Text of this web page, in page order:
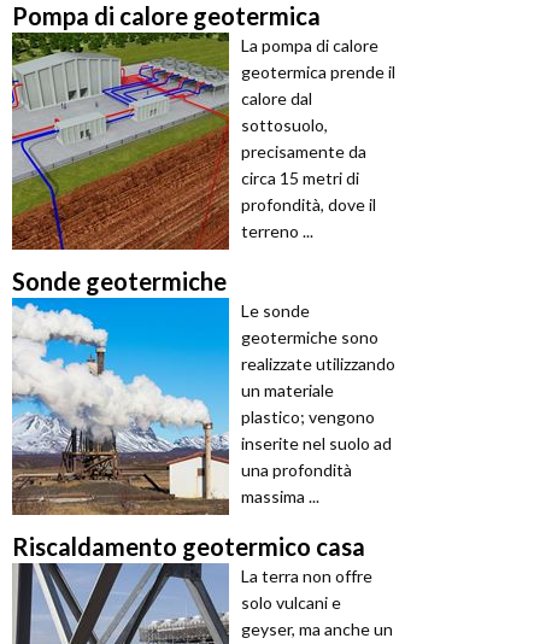
Pompa di calore geotermica
La pompa di calore
geotermica prende il
calore dal
sottosuolo,
precisamente da
circa 15 metri di
profondità, dove il
terreno ...
Sonde geotermiche
Le sonde
geotermiche sono
realizzate utilizzando
un materiale
plastico; vengono
inserite nel suolo ad
una profondità
massima ...
Riscaldamento geotermico casa
La terra non offre
solo vulcani e
geyser, ma anche un